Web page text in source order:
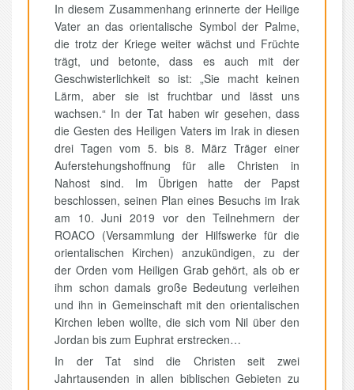
In diesem Zusammenhang erinnerte der Heilige
Vater an das orientalische Symbol der Palme,
die trotz der Kriege weiter wächst und Früchte
trägt, und betonte, dass es auch mit der
Geschwisterlichkeit so ist: „Sie macht keinen
Lärm, aber sie ist fruchtbar und lässt uns
wachsen.“ In der Tat haben wir gesehen, dass
die Gesten des Heiligen Vaters im Irak in diesen
drei Tagen vom 5. bis 8. März Träger einer
Auferstehungshoffnung für alle Christen in
Nahost sind. Im Übrigen hatte der Papst
beschlossen, seinen Plan eines Besuchs im Irak
am 10. Juni 2019 vor den Teilnehmern der
ROACO (Versammlung der Hilfswerke für die
orientalischen Kirchen) anzukündigen, zu der
der Orden vom Heiligen Grab gehört, als ob er
ihm schon damals große Bedeutung verleihen
und ihn in Gemeinschaft mit den orientalischen
Kirchen leben wollte, die sich vom Nil über den
Jordan bis zum Euphrat erstrecken…
In der Tat sind die Christen seit zwei
Jahrtausenden in allen biblischen Gebieten zu